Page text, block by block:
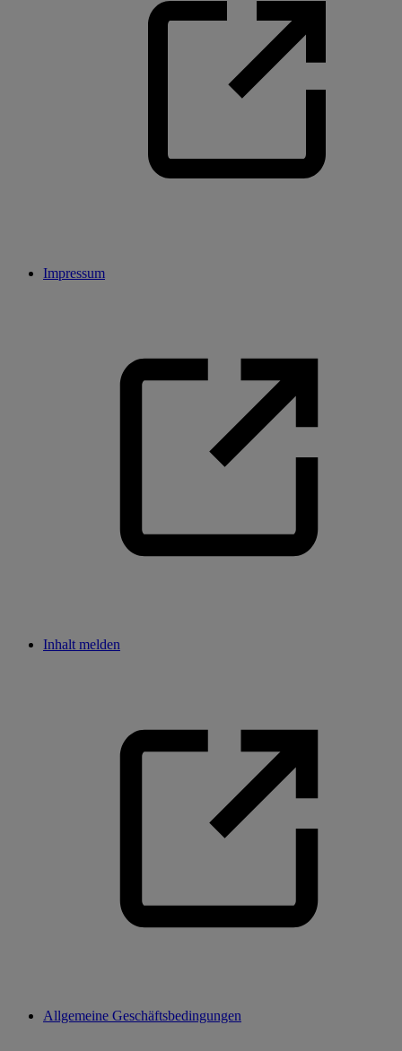
Impressum
Inhalt melden
Allgemeine Geschäftsbedingungen